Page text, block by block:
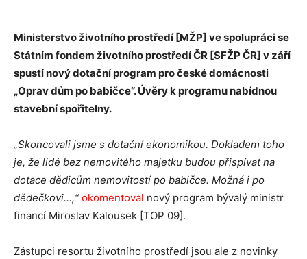
Ministerstvo životního prostředí [MŽP] ve spolupráci se
Státním fondem životního prostředí ČR [SFŽP ČR] v září
spustí nový dotační program pro české domácnosti
„Oprav dům po babičce“. Úvěry k programu nabídnou
stavební spořitelny.
„Skoncovali jsme s dotační ekonomikou. Dokladem toho
je, že lidé bez nemovitého majetku budou přispívat na
dotace dědicům nemovitostí po babičce. Možná i po
dědečkovi…,“ okomentoval nový program bývalý ministr
financí Miroslav Kalousek [TOP 09].
Zástupci resortu životního prostředí jsou ale z novinky